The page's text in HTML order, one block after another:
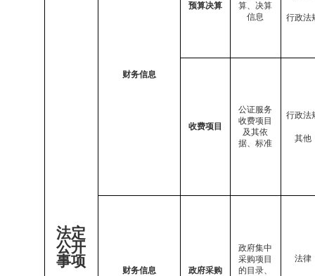
法定
公开
事项
财务信息
预算决算
算、决算
信息
行政法
收费项目
公证服务
收费项目
及其依
据、标准
行政法
其他
财务信息 政府采购
政府集中
采购项目
的目录、
法律